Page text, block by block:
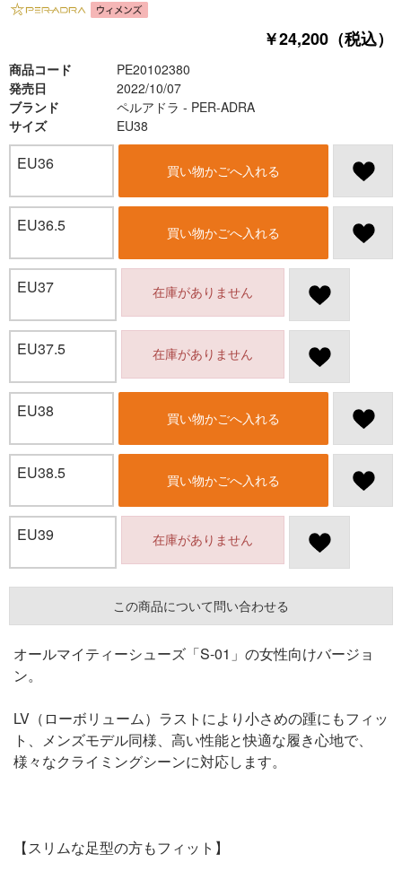
￥24,200（税込）
商品コード
PE20102380
発売日
2022/10/07
ブランド
ペルアドラ - PER-ADRA
サイズ
EU38
EU36 買い物かごへ入れる
EU36.5 買い物かごへ入れる
EU37 在庫がありません
EU37.5 在庫がありません
EU38 買い物かごへ入れる
EU38.5 買い物かごへ入れる
EU39 在庫がありません
この商品について問い合わせる
オールマイティーシューズ「S-01」の女性向けバージョ
ン。
LV（ローボリューム）ラストにより小さめの踵にもフィッ
ト、メンズモデル同様、高い性能と快適な履き心地で、
様々なクライミングシーンに対応します。
【スリムな足型の方もフィット】